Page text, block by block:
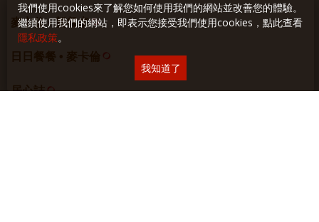
麥卡倫 • 新餐桌
日日餐餐 • 麥卡倫
居心誌
我們使用cookies來了解您如何使用我們的網站並改善您的體驗。
繼續使用我們的網站，即表示您接受我們使用cookies，點此查看
隱私政策。
我知道了